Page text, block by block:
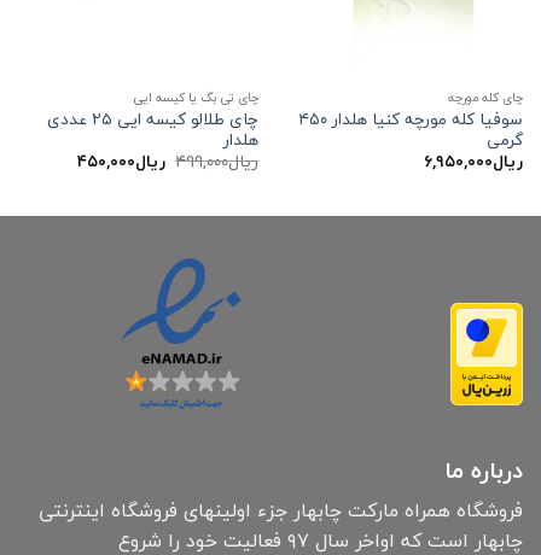
چای کله مورچه
سوفیا کله مورچه کنیا هلدار ۴۵۰
گرمی
ریال۶,۹۵۰,۰۰۰
چای تی بگ یا کیسه ایی
چای طلالو کیسه ایی ۲۵ عددی
هلدار
ریال۴۹۹,۰۰۰ قیمت
اصلی:
ریال۴۵۰,۰۰۰قیمت
فعلی:
درباره ما
فروشگاه همراه مارکت چابهار جزء اولینهای فروشگاه اینترنتی
چابهار است که اواخر سال ۹۷ فعالیت خود را شروع